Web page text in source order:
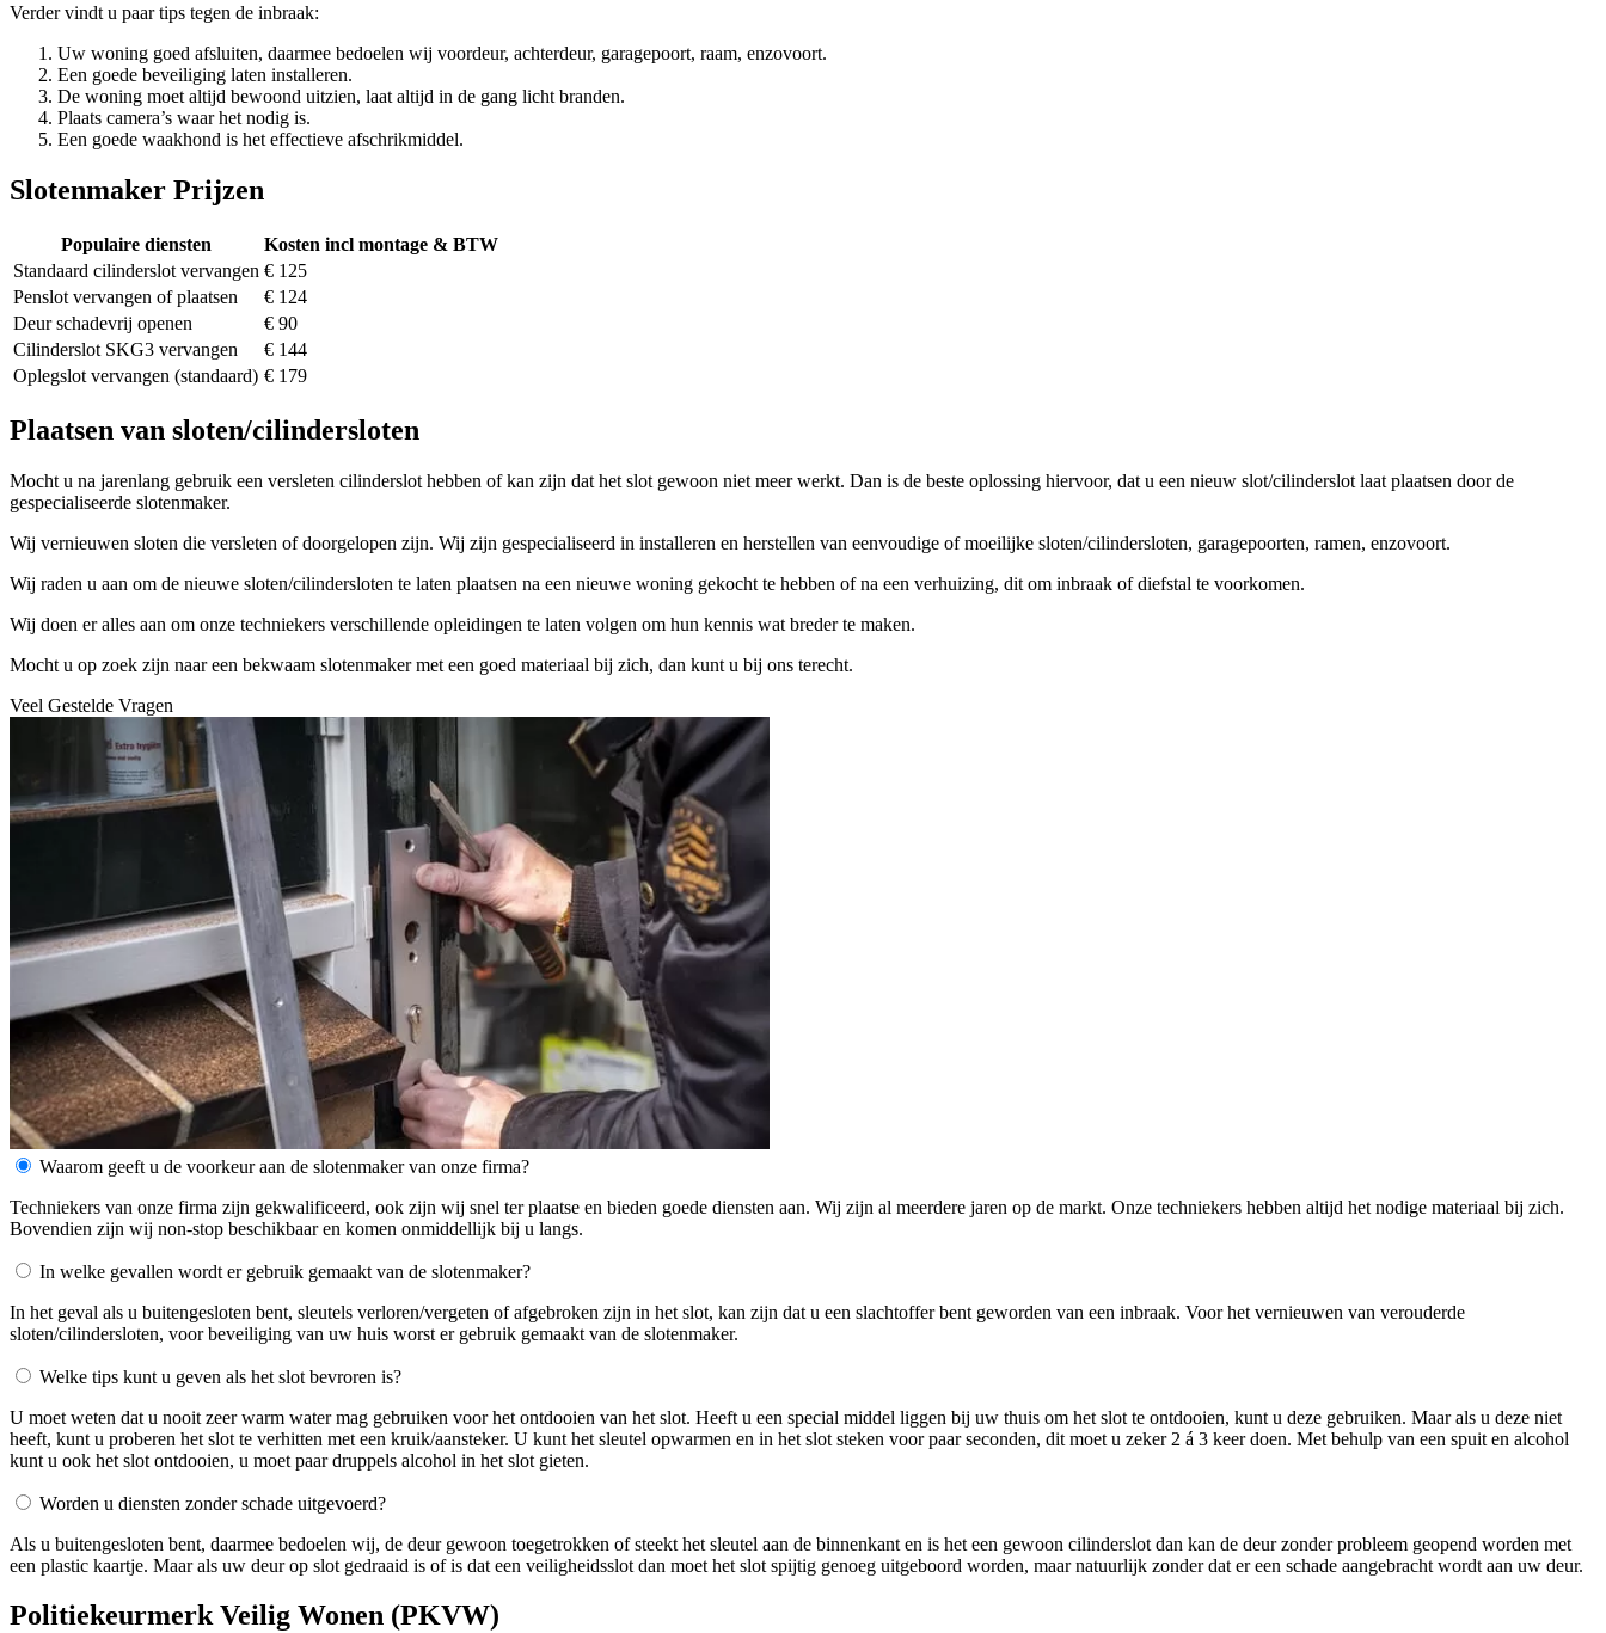
Verder vindt u paar tips tegen de inbraak:
Uw woning goed afsluiten, daarmee bedoelen wij voordeur, achterdeur, garagepoort, raam, enzovoort.
Een goede beveiliging laten installeren.
De woning moet altijd bewoond uitzien, laat altijd in de gang licht branden.
Plaats camera’s waar het nodig is.
Een goede waakhond is het effectieve afschrikmiddel.
Slotenmaker Prijzen
Populaire diensten
Kosten incl montage & BTW
Standaard cilinderslot vervangen € 125
Penslot vervangen of plaatsen
€ 124
Deur schadevrij openen
€ 90
Cilinderslot SKG3 vervangen
€ 144
Oplegslot vervangen (standaard) € 179
Plaatsen van sloten/cilindersloten
Mocht u na jarenlang gebruik een versleten cilinderslot hebben of kan zijn dat het slot gewoon niet meer werkt. Dan is de beste oplossing hiervoor, dat u een nieuw slot/cilinderslot laat plaatsen door de
gespecialiseerde slotenmaker.
Wij vernieuwen sloten die versleten of doorgelopen zijn. Wij zijn gespecialiseerd in installeren en herstellen van eenvoudige of moeilijke sloten/cilindersloten, garagepoorten, ramen, enzovoort.
Wij raden u aan om de nieuwe sloten/cilindersloten te laten plaatsen na een nieuwe woning gekocht te hebben of na een verhuizing, dit om inbraak of diefstal te voorkomen.
Wij doen er alles aan om onze techniekers verschillende opleidingen te laten volgen om hun kennis wat breder te maken.
Mocht u op zoek zijn naar een bekwaam slotenmaker met een goed materiaal bij zich, dan kunt u bij ons terecht.
Veel Gestelde Vragen
Waarom geeft u de voorkeur aan de slotenmaker van onze firma?
Techniekers van onze firma zijn gekwalificeerd, ook zijn wij snel ter plaatse en bieden goede diensten aan. Wij zijn al meerdere jaren op de markt. Onze techniekers hebben altijd het nodige materiaal bij zich.
Bovendien zijn wij non-stop beschikbaar en komen onmiddellijk bij u langs.
In welke gevallen wordt er gebruik gemaakt van de slotenmaker?
In het geval als u buitengesloten bent, sleutels verloren/vergeten of afgebroken zijn in het slot, kan zijn dat u een slachtoffer bent geworden van een inbraak. Voor het vernieuwen van verouderde
sloten/cilindersloten, voor beveiliging van uw huis worst er gebruik gemaakt van de slotenmaker.
Welke tips kunt u geven als het slot bevroren is?
U moet weten dat u nooit zeer warm water mag gebruiken voor het ontdooien van het slot. Heeft u een special middel liggen bij uw thuis om het slot te ontdooien, kunt u deze gebruiken. Maar als u deze niet
heeft, kunt u proberen het slot te verhitten met een kruik/aansteker. U kunt het sleutel opwarmen en in het slot steken voor paar seconden, dit moet u zeker 2 á 3 keer doen. Met behulp van een spuit en alcohol
kunt u ook het slot ontdooien, u moet paar druppels alcohol in het slot gieten.
Worden u diensten zonder schade uitgevoerd?
Als u buitengesloten bent, daarmee bedoelen wij, de deur gewoon toegetrokken of steekt het sleutel aan de binnenkant en is het een gewoon cilinderslot dan kan de deur zonder probleem geopend worden met
een plastic kaartje. Maar als uw deur op slot gedraaid is of is dat een veiligheidsslot dan moet het slot spijtig genoeg uitgeboord worden, maar natuurlijk zonder dat er een schade aangebracht wordt aan uw deur.
Politiekeurmerk Veilig Wonen (PKVW)